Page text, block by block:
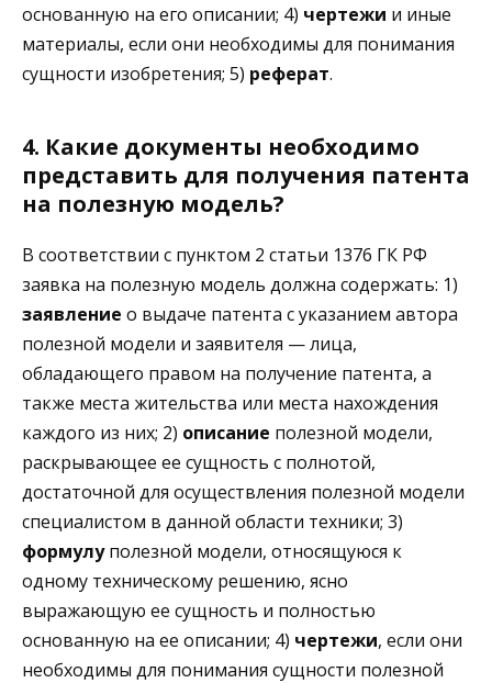
основанную на его описании; 4) чертежи и иные
материалы, если они необходимы для понимания
сущности изобретения; 5) реферат.
4. Какие документы необходимо
представить для получения патента
на полезную модель?
В соответствии с пунктом 2 статьи 1376 ГК РФ
заявка на полезную модель должна содержать: 1)
заявление о выдаче патента с указанием автора
полезной модели и заявителя — лица,
обладающего правом на получение патента, а
также места жительства или места нахождения
каждого из них; 2) описание полезной модели,
раскрывающее ее сущность с полнотой,
достаточной для осуществления полезной модели
специалистом в данной области техники; 3)
формулуполезной модели, относящуюся к
одному техническому решению, ясно
выражающую ее сущность и полностью
основанную на ее описании; 4) чертежи, если они
необходимы для понимания сущности полезной